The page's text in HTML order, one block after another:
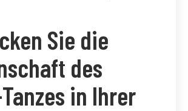
Sie die
des
in Ihrer